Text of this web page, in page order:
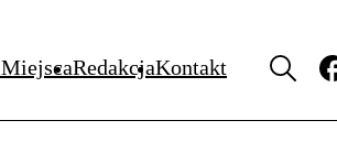
MiejscaRedakcjaKontakt